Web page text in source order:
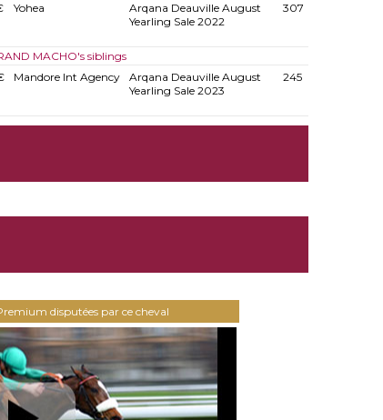
Yohea
Arqana Deauville August
Yearling Sale 2022
307
MACHO's siblings
Mandore Int Agency
Arqana Deauville August
Yearling Sale 2023
245
disputées par ce cheval